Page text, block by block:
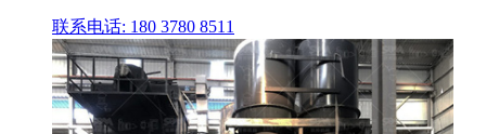
联系电话: 180 3780 8511